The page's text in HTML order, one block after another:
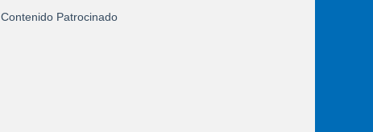
Contenido Patrocinado